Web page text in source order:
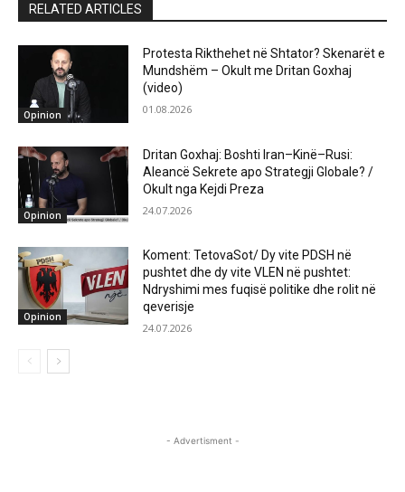
RELATED ARTICLES
Opinion
Protesta Rikthehet në Shtator? Skenarët e
Mundshëm – Okult me Dritan Goxhaj
(video)
01.08.2026
Opinion
Dritan Goxhaj: Boshti Iran–Kinë–Rusi:
Aleancë Sekrete apo Strategji Globale? /
Okult nga Kejdi Preza
24.07.2026
Opinion
Koment: TetovaSot/ Dy vite PDSH në
pushtet dhe dy vite VLEN në pushtet:
Ndryshimi mes fuqisë politike dhe rolit në
qeverisje
24.07.2026
- Advertisment -